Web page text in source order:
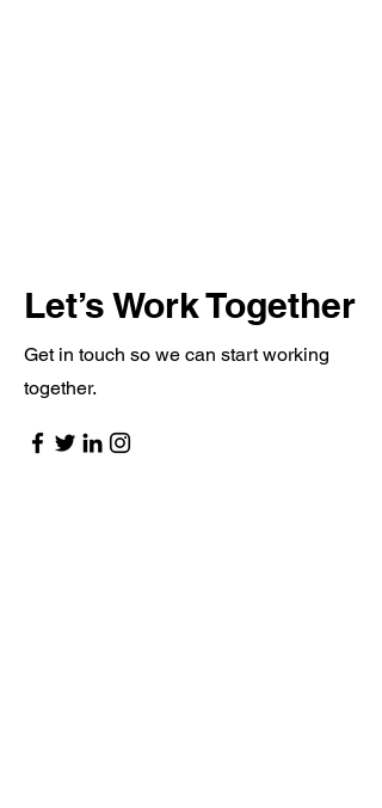
Let’s Work Together
Get in touch so we can start working
together.